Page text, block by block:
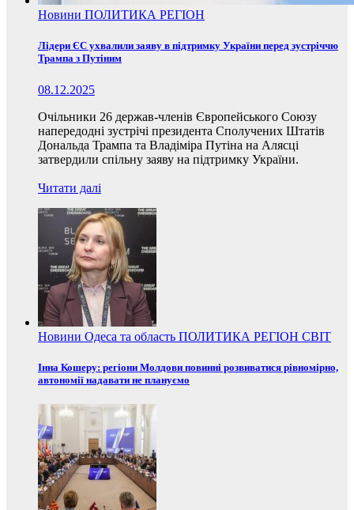
Новини ПОЛИТИКА РЕГІОН
Лідери ЄС ухвалили заяву в підтримку України перед зустріччю
Трампа з Путіним
08.12.2025
Очільники 26 держав-членів Європейського Союзу
напередодні зустрічі президента Сполучених Штатів
Дональда Трампа та Владіміра Путіна на Алясці
затвердили спільну заяву на підтримку України.
Читати далі
Новини Одеса та область ПОЛИТИКА РЕГІОН СВІТ
Інна Кошеру: регіони Молдови повинні розвиватися рівномірно,
автономії надавати не плануємо